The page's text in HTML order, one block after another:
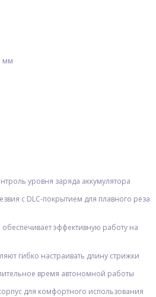
мм
уровня заряда аккумулятора
с DLC-покрытием для плавного реза
эффективную работу на
гибко настраивать длину стрижки
время автономной работы
для комфортного использования